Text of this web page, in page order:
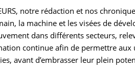
notre rédaction et nos
la machine et les visées de
dans différents secteurs,
continue afin de permettre
avant d’embrasser leur plein